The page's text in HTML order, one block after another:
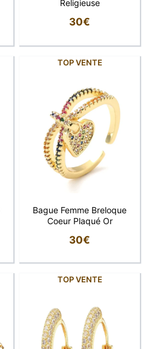
Religieuse
30€
TOP VENTE
Bague Femme Breloque
Coeur Plaqué Or
30€
TOP VENTE